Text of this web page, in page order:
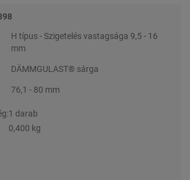
H típus - Szigetelés vastagsága 9,5 - 16
mm
DÄMMGULAST® sárga
76,1 - 80 mm
1 darab
0,400 kg